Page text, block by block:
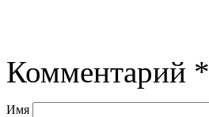
Комментарий *
Имя